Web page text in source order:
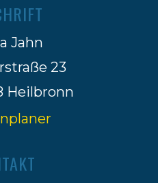
Jahn
23
Heilbronn